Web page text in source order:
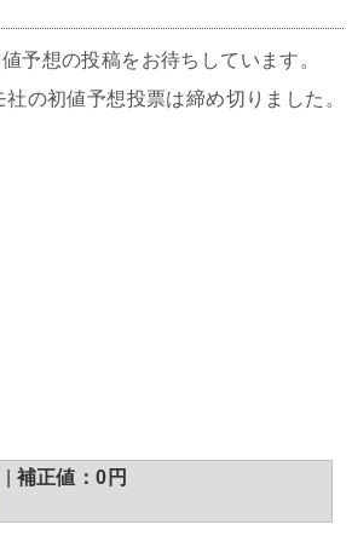
予想の投稿をお待ちしています。
社の初値予想投票は締め切りました。
補正値：0円